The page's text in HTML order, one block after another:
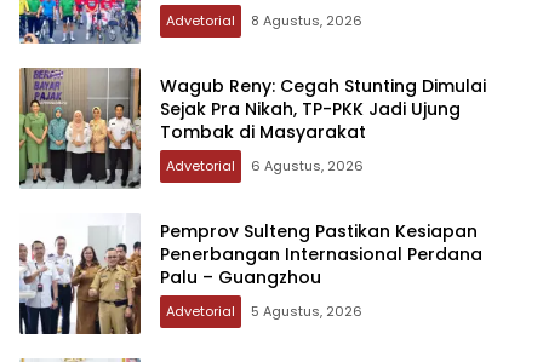
Advetorial 8 Agustus, 2026
Wagub Reny: Cegah Stunting Dimulai
Sejak Pra Nikah, TP-PKK Jadi Ujung
Tombak di Masyarakat
Advetorial 6 Agustus, 2026
Pemprov Sulteng Pastikan Kesiapan
Penerbangan Internasional Perdana
Palu – Guangzhou
Advetorial 5 Agustus, 2026